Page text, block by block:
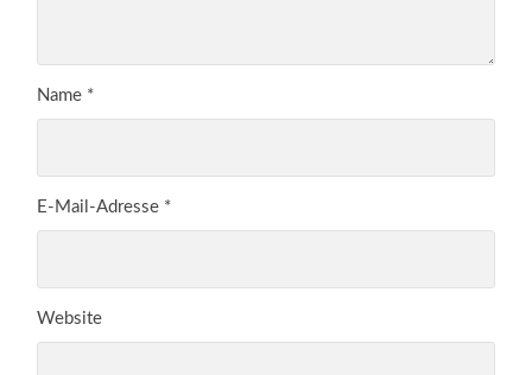
Name *
E-Mail-Adresse *
Website